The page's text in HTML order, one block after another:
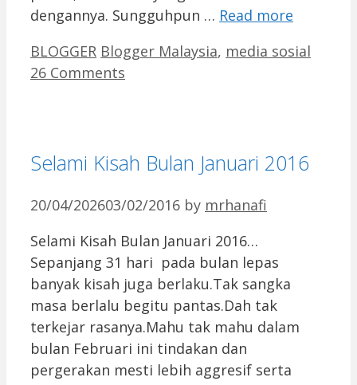
dengannya. Sungguhpun … Read more
Categories
BLOGGER Tags
Blogger Malaysia, media sosial
26 Comments
Selami Kisah Bulan Januari 2016
20/04/202603/02/2016 by mrhanafi
Selami Kisah Bulan Januari 2016…
Sepanjang 31 hari pada bulan lepas
banyak kisah juga berlaku.Tak sangka
masa berlalu begitu pantas.Dah tak
terkejar rasanya.Mahu tak mahu dalam
bulan Februari ini tindakan dan
pergerakan mesti lebih aggresif serta